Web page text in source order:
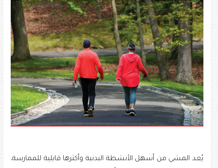
يُعد المشي من أسهل الأنشطة البدنية وأكثرها قابلية للممارسة،